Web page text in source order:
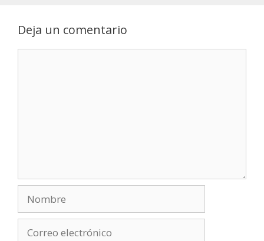
Deja un comentario